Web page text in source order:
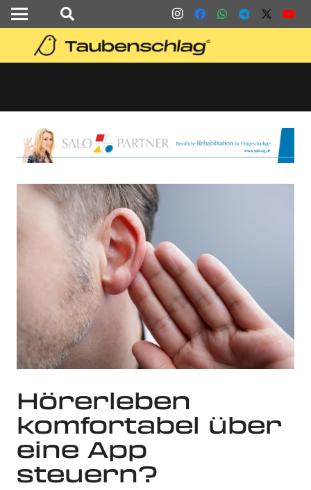
Hörerleben
komfortabel über
eine App
steuern?